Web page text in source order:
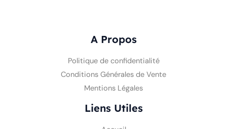
A Propos
Politique de confidentialité
Conditions Générales de Vente
Mentions Légales
Liens Utiles